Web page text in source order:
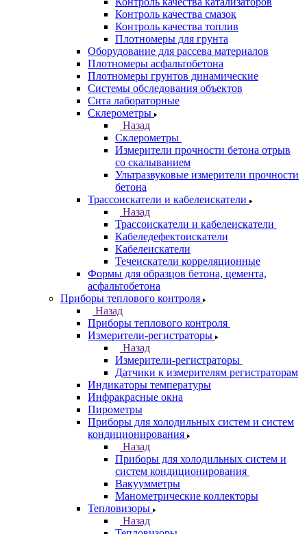
Контроль качества смазок
Контроль качества топлив
Плотномеры для грунта
Оборудование для рассева материалов
Плотномеры асфальтобетона
Плотномеры грунтов динамические
Системы обследования объектов
Сита лабораторные
Склерометры
Назад
Склерометры
Измерители прочности бетона отрыв
со скалыванием
Ультразвуковые измерители прочности
бетона
Трассоискатели и кабелеискатели
Назад
Трассоискатели и кабелеискатели
Кабеледефектоискатели
Кабелеискатели
Течеискатели корреляционные
Формы для образцов бетона, цемента,
асфальтобетона
Приборы теплового контроля
Назад
Приборы теплового контроля
Измерители-регистраторы
Назад
Измерители-регистраторы
Датчики к измерителям регистраторам
Индикаторы температуры
Инфракрасные окна
Пирометры
Приборы для холодильных систем и систем
кондиционирования
Назад
Приборы для холодильных систем и
систем кондиционирования
Вакуумметры
Манометрические коллекторы
Тепловизоры
Назад